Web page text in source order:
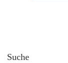
Suche